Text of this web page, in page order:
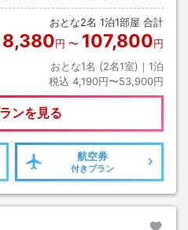
見えます。
おとな2名 1泊1部屋 合計
8,380円 〜 107,800円
おとな1名 (2名1室)｜ 1泊
税込 4,190円〜53,900円
ンを見る
航空券
付きプラン